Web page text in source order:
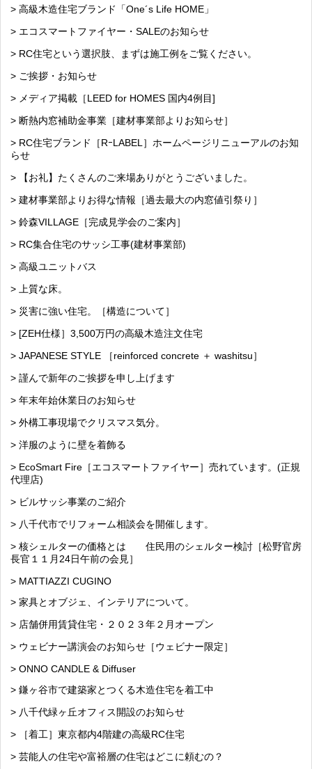
> 高級木造住宅ブランド「One´s Life HOME」
> エコスマートファイヤー・SALEのお知らせ
> RC住宅という選択肢、まずは施工例をご覧ください。
> ご挨拶・お知らせ
> メディア掲載［LEED for HOMES 国内4例目]
> 断熱内窓補助金事業［建材事業部よりお知らせ］
> RC住宅ブランド［RｰLABEL］ホームページリニューアルのお知
らせ
> 【お礼】たくさんのご来場ありがとうございました。
> 建材事業部よりお得な情報［過去最大の内窓値引祭り］
> 鈴森VILLAGE［完成見学会のご案内］
> RC集合住宅のサッシ工事(建材事業部)
> 高級ユニットバス
> 上質な床。
> 災害に強い住宅。［構造について］
> [ZEH仕様］3,500万円の高級木造注文住宅
> JAPANESE STYLE ［reinforced concrete ＋ washitsu］
> 謹んで新年のご挨拶を申し上げます
> 年末年始休業日のお知らせ
> 外構工事現場でクリスマス気分。
> 洋服のように壁を着飾る
> EcoSmart Fire［エコスマートファイヤー］売れています。(正規
代理店)
> ビルサッシ事業のご紹介
> 八千代市でリフォーム相談会を開催します。
> 核シェルターの価格とは 住民用のシェルター検討［松野官房
長官１１月24日午前の会見］
> MATTIAZZI CUGINO
> 家具とオブジェ、インテリアについて。
> 店舗併用賃貸住宅・２０２３年２月オープン
> ウェビナー講演会のお知らせ［ウェビナー限定］
> ONNO CANDLE & Diffuser
> 鎌ヶ谷市で建築家とつくる木造住宅を着工中
> 八千代緑ヶ丘オフィス開設のお知らせ
> ［着工］東京都内4階建の高級RC住宅
> 芸能人の住宅や富裕層の住宅はどこに頼むの？